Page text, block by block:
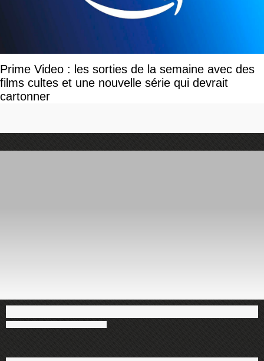
Prime Video : les sorties de la semaine avec des
films cultes et une nouvelle série qui devrait
cartonner